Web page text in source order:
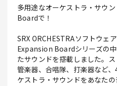
多用途なオーケストラ・サウ
Boardで！
SRX ORCHESTRAソフトウェ
Expansion Boardシリーズの
たサウンドを搭載しました。
管楽器、合唱隊、打楽器など
ケストラ・サウンドをあなた